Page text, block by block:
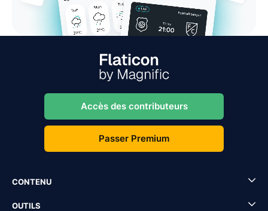
Accès des contributeurs
Passer Premium
CONTENU
OUTILS